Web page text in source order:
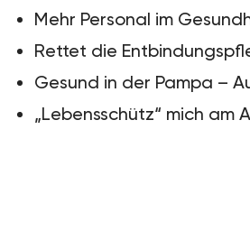
Mehr Personal im
Rettet die
Gesund in der Pampa –
„Lebensschütz“ mich am